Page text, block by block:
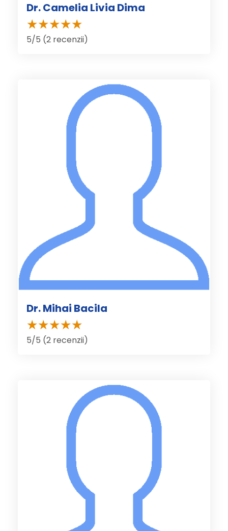
Dr. Camelia Livia Dima
5/5 (2 recenzii)
Dr. Mihai Bacila
5/5 (2 recenzii)